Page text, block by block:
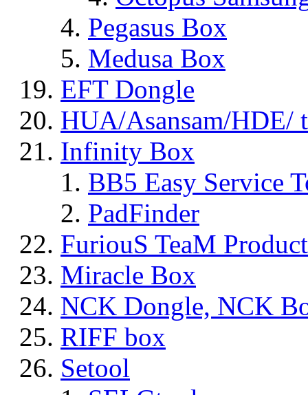
Pegasus Box
Medusa Box
EFT Dongle
HUA/Asansam/HDE/
Infinity Box
BB5 Easy Service
PadFinder
FuriouS TeaM
Miracle Box
NCK Dongle, NCK
RIFF box
Setool